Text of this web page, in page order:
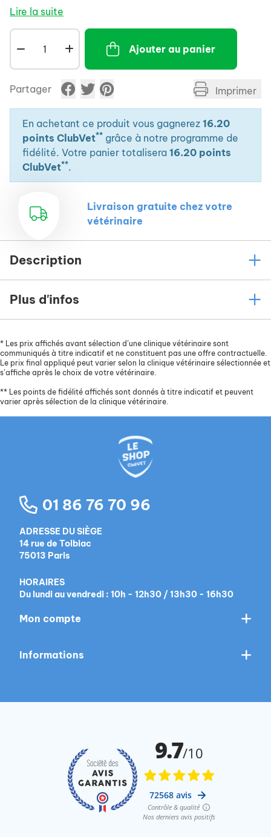
- Recommandé comme aliment correcteur dans le
- Adapté au maintien de l'intégrité de la muqueuse
intestinale et de la paroi stomacale de ces animaux
très particuliers sur le plan digestif.
Lire la suite
Ajouter au panier
Partager Imprimer
En achetant ce produit vous gagnerez 16.20
points ClubVet** grâce à notre programme de
fidélité. Votre panier totalisera 16.20 points
ClubVet**.
Livraison gratuite chez votre
vétérinaire
Description
Plus d'infos
* Les prix affichés avant sélection d’une clinique vétérinaire sont
communiqués à titre indicatif et ne constituent pas une offre contractuelle.
Le prix final appliqué peut varier selon la clinique vétérinaire sélectionnée et
s’affiche après le choix de votre vétérinaire.
** Les points de fidélité affichés sont donnés à titre indicatif et peuvent
varier après sélection de la clinique vétérinaire.
01 86 76 70 96
ADRESSE DU SIÈGE
14 rue de Tolbiac
75013 Paris
HORAIRES
Du lundi au vendredi : 10h - 12h30 / 13h30 - 16h30
Mon compte
Informations